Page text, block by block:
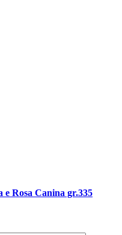
e Rosa Canina gr.335